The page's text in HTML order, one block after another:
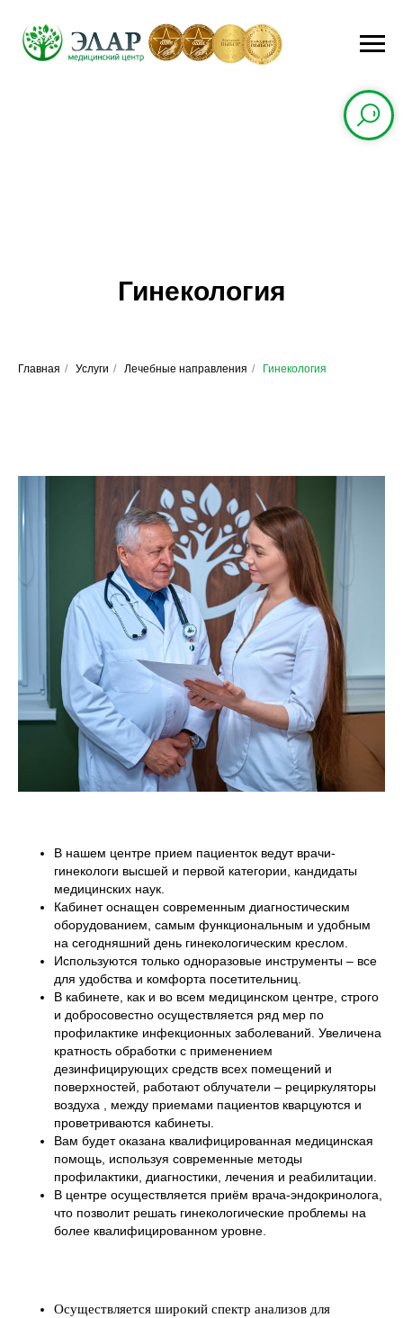
Гинекология
Главная / Услуги / Лечебные направления / Гинекология
В нашем центре прием пациенток ведут врачи-
гинекологи высшей и первой категории, кандидаты
медицинских наук.
Кабинет оснащен современным диагностическим
оборудованием, самым функциональным и удобным
на сегодняшний день гинекологическим креслом.
Используются только одноразовые инструменты – все
для удобства и комфорта посетительниц.
В кабинете, как и во всем медицинском центре, строго
и добросовестно осуществляется ряд мер по
профилактике инфекционных заболеваний. Увеличена
кратность обработки с применением
дезинфицирующих средств всех помещений и
поверхностей, работают облучатели – рециркуляторы
воздуха , между приемами пациентов кварцуются и
проветриваются кабинеты.
Вам будет оказана квалифицированная медицинская
помощь, используя современные методы
профилактики, диагностики, лечения и реабилитации.
В центре осуществляется приём врача-эндокринолога,
что позволит решать гинекологические проблемы на
более квалифицированном уровне.
Осуществляется широкий спектр анализов для